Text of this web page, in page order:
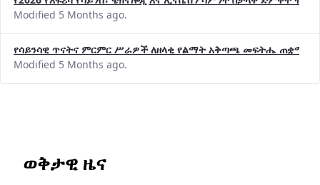
የሳይንሳዊ ጥናትና ምርምር ሥራዎች ለዘላቂ የልማት አቅጣጫ መፍትሔ ጠቋሚ
Modified 5 Months ago.